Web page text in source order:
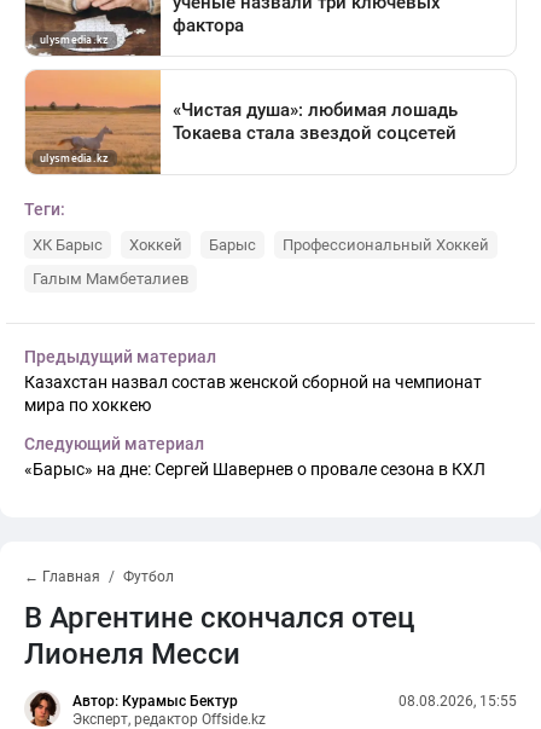
Теги:
ХК Барыс Хоккей Барыс
Профессиональный Хоккей
Галым Мамбеталиев
Предыдущий материал
Казахстан назвал состав женской сборной на чемпионат
мира по хоккею
Следующий материал
«Барыс» на дне: Сергей Шавернев о провале сезона в КХЛ
← Главная Футбол
В Аргентине скончался отец
Лионеля Месси
Автор: Курамыс Бектур
Эксперт, редактор Offside.kz
08.08.2026, 15:55